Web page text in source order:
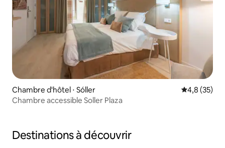
Chambre d'hôtel ⋅ Sóller Évaluation
4,8 (35)
Chambre accessible Soller Plaza
Destinations à découvrir